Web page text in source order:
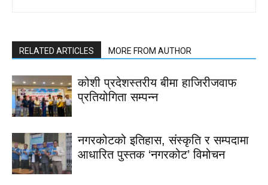
RELATED ARTICLES MORE FROM AUTHOR
कोशी प्रदेशस्तरीय बीमा हाजिरीजवाफ
प्रतियोगिता सम्पन्न
नगरकोटको इतिहास, संस्कृति र सम्पदामा
आधारित पुस्तक ‘नगरकोट’ विमोचन